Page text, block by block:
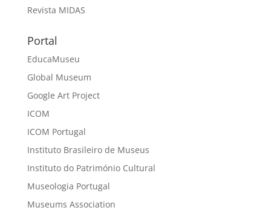
Revista MIDAS
Portal
EducaMuseu
Global Museum
Google Art Project
ICOM
ICOM Portugal
Instituto Brasileiro de Museus
Instituto do Património Cultural
Museologia Portugal
Museums Association